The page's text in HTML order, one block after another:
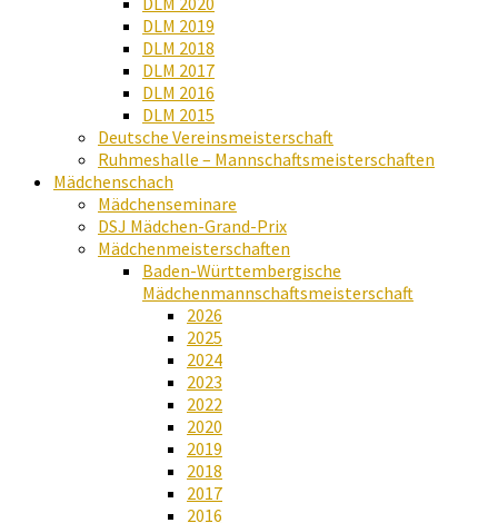
DLM 2019
DLM 2018
DLM 2017
DLM 2016
DLM 2015
Deutsche Vereinsmeisterschaft
Ruhmeshalle – Mannschaftsmeisterschaften
Mädchenschach
Mädchenseminare
DSJ Mädchen-Grand-Prix
Mädchenmeisterschaften
Baden-Württembergische
Mädchenmannschaftsmeisterschaft
2026
2025
2024
2023
2022
2020
2019
2018
2017
2016